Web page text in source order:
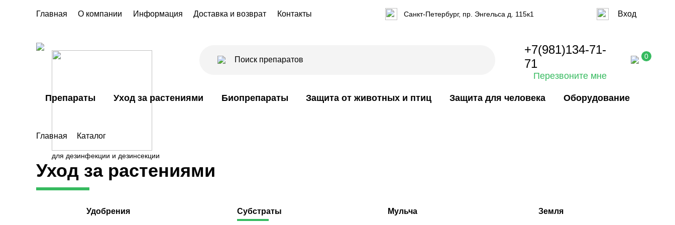
Главная О компании Информация Доставка и возврат Контакты Санкт-Петербург, пр. Энгельса д. 115к1 Вход
для дезинфекции и дезинсекции
+7(981)134-71-
71
Перезвоните мне
0
Препараты Уход за растениями Биопрепараты Защита от животных и птиц Защита для человека Оборудование
Главная Каталог
Уход за растениями
Удобрения Субстраты Мульча Земля